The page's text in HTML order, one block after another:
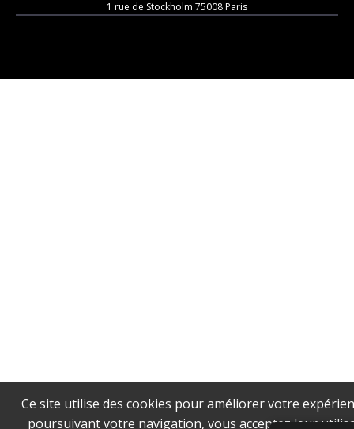
1 rue de Stockholm 75008 Paris
Ce site utilise des cookies pour améliorer votre
poursuivant votre navigation, vous acceptez leur